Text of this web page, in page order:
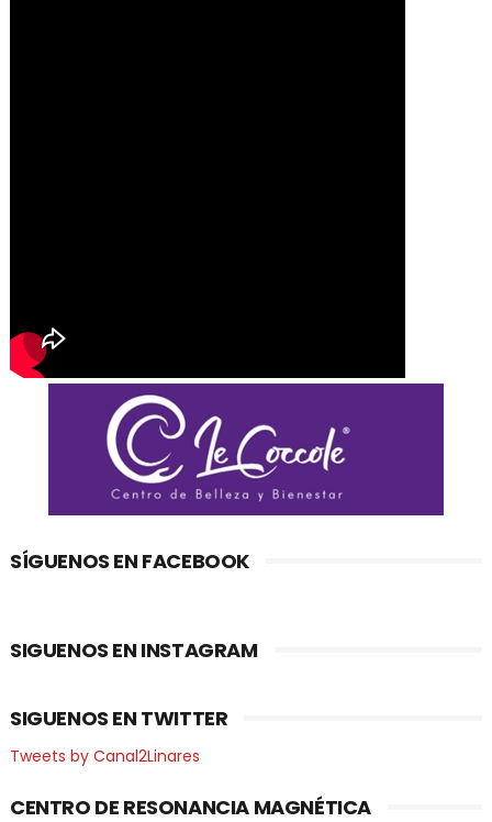
SÍGUENOS EN FACEBOOK
SIGUENOS EN INSTAGRAM
SIGUENOS EN TWITTER
Tweets by Canal2Linares
CENTRO DE RESONANCIA MAGNÉTICA